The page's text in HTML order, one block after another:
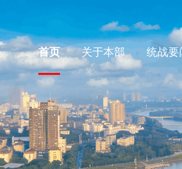
首页 关于本部 统战要